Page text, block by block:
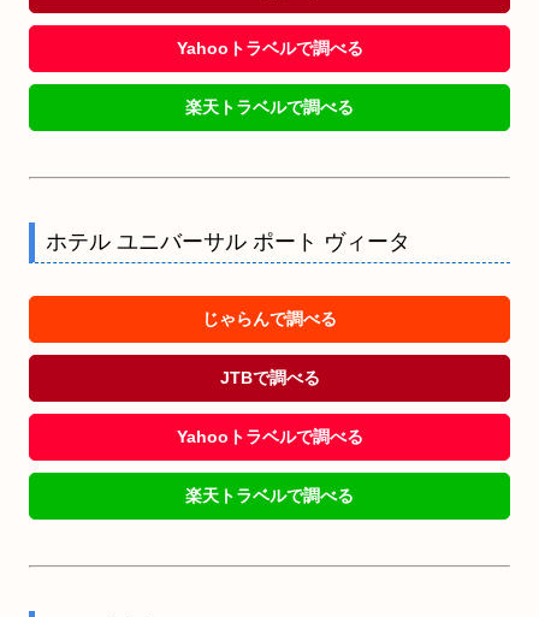
Yahooトラベルで調べる
楽天トラベルで調べる
ホテル ユニバーサル ポート ヴィータ
じゃらんで調べる
JTBで調べる
Yahooトラベルで調べる
楽天トラベルで調べる